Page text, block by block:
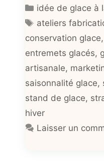
Catégories
idée de glace à
Étiquettes
ateliers
conservation glace,
entremets glacés,
artisanale,
saisonnalité glace,
stand de glace,
hiver
Laisser un